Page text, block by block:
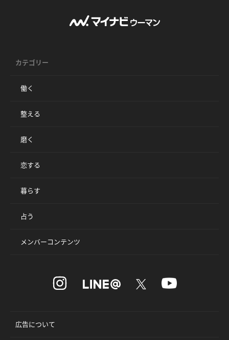
カテゴリー
働く
整える
磨く
恋する
暮らす
占う
メンバーコンテンツ
広告について